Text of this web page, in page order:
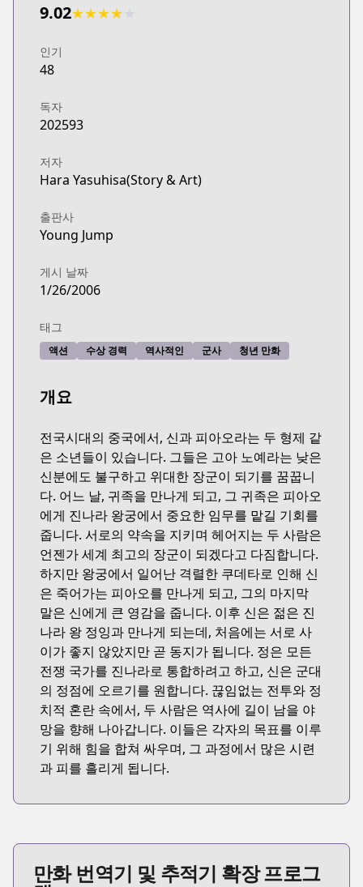
9.02★★★★
인기
48
독자
202593
저자
Hara Yasuhisa(Story & Art)
출판사
Young Jump
게시 날짜
1/26/2006
태그
액션 수상 경력 역사적인 군사 청년 만화
개요
전국시대의 중국에서, 신과 피아오라는 두 형제 같
은 소년들이 있습니다. 그들은 고아 노예라는 낮은
신분에도 불구하고 위대한 장군이 되기를 꿈꿉니
다. 어느 날, 귀족을 만나게 되고, 그 귀족은 피아오
에게 진나라 왕궁에서 중요한 임무를 맡길 기회를
줍니다. 서로의 약속을 지키며 헤어지는 두 사람은
언젠가 세계 최고의 장군이 되겠다고 다짐합니다.
하지만 왕궁에서 일어난 격렬한 쿠데타로 인해 신
은 죽어가는 피아오를 만나게 되고, 그의 마지막
말은 신에게 큰 영감을 줍니다. 이후 신은 젊은 진
나라 왕 정잉과 만나게 되는데, 처음에는 서로 사
이가 좋지 않았지만 곧 동지가 됩니다. 정은 모든
전쟁 국가를 진나라로 통합하려고 하고, 신은 군대
의 정점에 오르기를 원합니다. 끊임없는 전투와 정
치적 혼란 속에서, 두 사람은 역사에 길이 남을 야
망을 향해 나아갑니다. 이들은 각자의 목표를 이루
기 위해 힘을 합쳐 싸우며, 그 과정에서 많은 시련
과 피를 흘리게 됩니다.
만화 번역기 및 추적기 확장 프로그